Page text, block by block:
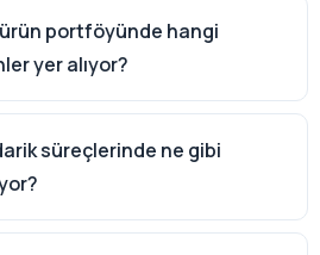
portföyünde hangi
yer alıyor?
süreçlerinde ne gibi